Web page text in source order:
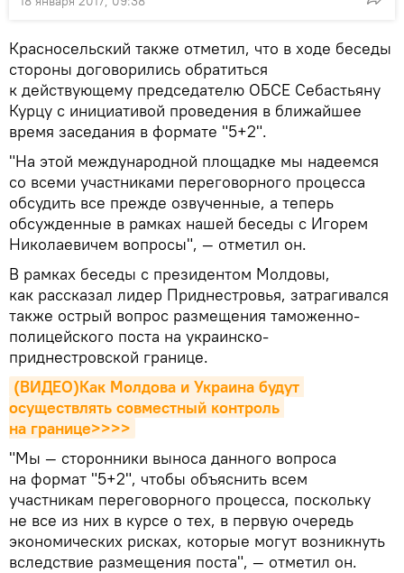
Красносельский также отметил, что в ходе беседы
стороны договорились обратиться
к действующему председателю ОБСЕ Себастьяну
Курцу с инициативой проведения в ближайшее
время заседания в формате "5+2".
"На этой международной площадке мы надеемся
со всеми участниками переговорного процесса
обсудить все прежде озвученные, а теперь
обсужденные в рамках нашей беседы с Игорем
Николаевичем вопросы", — отметил он.
В рамках беседы с президентом Молдовы,
как рассказал лидер Приднестровья, затрагивался
также острый вопрос размещения таможенно-
полицейского поста на украинско-
приднестровской границе.
(ВИДЕО)Как Молдова и Украина будут
осуществлять совместный контроль
на границе>>>>
"Мы — сторонники выноса данного вопроса
на формат "5+2", чтобы объяснить всем
участникам переговорного процесса, поскольку
не все из них в курсе о тех, в первую очередь
экономических рисках, которые могут возникнуть
вследствие размещения поста", — отметил он.